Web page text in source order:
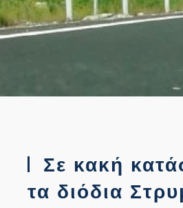
Σε κακή
τα διόδια